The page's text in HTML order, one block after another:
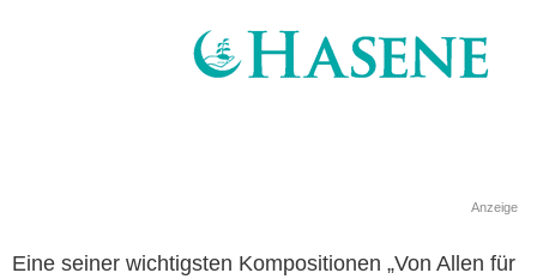
Anzeige
Eine seiner wichtigsten Kompositionen „Von Allen für